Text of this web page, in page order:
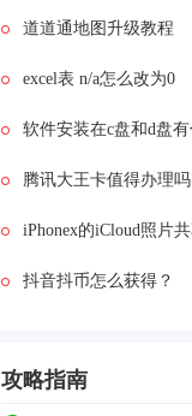
道道通地图升级教程
excel表 n/a怎么改为0
软件安装在c盘和d盘
腾讯大王卡值得办理吗
iPhonex的iCloud照片
抖音抖币怎么获得？
攻略指南